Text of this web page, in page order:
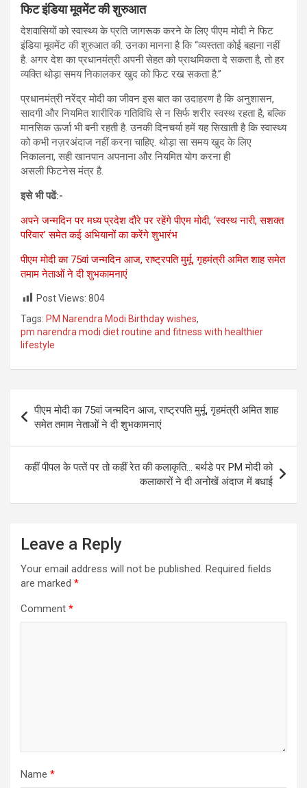
फिट इंडिया मूवमेंट की शुरुआत
देशवासियों को स्वास्थ्य के प्रति जागरूक करने के लिए पीएम मोदी ने फिट
इंडिया मूवमेंट की शुरुआत की. उनका मानना है कि “व्यस्तता कोई बहाना नहीं
है. अगर देश का प्रधानमंत्री अपनी सेहत को प्राथमिकता दे सकता है, तो हर
व्यक्ति थोड़ा समय निकालकर खुद को फिट रख सकता है.”
प्रधानमंत्री नरेंद्र मोदी का जीवन इस बात का उदाहरण है कि अनुशासन,
सादगी और नियमित शारीरिक गतिविधि से न सिर्फ शरीर स्वस्थ रहता है, बल्कि
मानसिक ऊर्जा भी बनी रहती है. उनकी दिनचर्या हमें यह सिखाती है कि स्वास्थ्य
को कभी नज़रअंदाज नहीं करना चाहिए. थोड़ा सा समय खुद के लिए
निकालना, सही खानपान अपनाना और नियमित योग करना ही
असली फिटनेस मंत्र है.
इसे भी पढें:-
अपने जन्‍मदिन पर मध्य प्रदेश दौरे पर रहेंगे पीएम मोदी, ‘स्वस्थ नारी, सशक्त
परिवार’ समेत कई अभियानों का करेंगे शुभारंभ
पीएम मोदी का 75वां जन्मदिन आज, राष्‍ट्रपति मुर्मू, गृहमंत्री अमित शाह समेत
तमाम नेताओं ने दी शुभकामनाएं
Post Views: 804
Tags: PM Narendra Modi Birthday wishes,
pm narendra modi diet routine and fitness with healthier
lifestyle
Post
navigation
पीएम मोदी का 75वां जन्मदिन आज, राष्‍ट्रपति मुर्मू, गृहमंत्री अमित शाह
समेत तमाम नेताओं ने दी शुभकामनाएं
कहीं पीपल के पत्‍तें पर तो कहीं रेत की कलाकृति… बर्थडे पर PM मोदी को
कलाकारों ने दी अनोखें अंदाज में बधाई
Leave a Reply
Your email address will not be published. Required fields
are marked *
Comment *
Name *